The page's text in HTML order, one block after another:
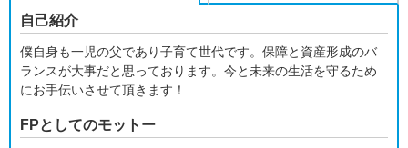
自己紹介
僕自身も一児の父であり子育て世代です。保障と資産形成のバ
ランスが大事だと思っております。今と未来の生活を守るため
にお手伝いさせて頂きます！
FPとしてのモットー